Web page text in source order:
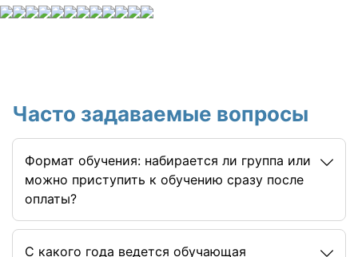
Часто задаваемые вопросы
Формат обучения: набирается ли группа или
можно приступить к обучению сразу после
оплаты?
C какого года ведется обучающая